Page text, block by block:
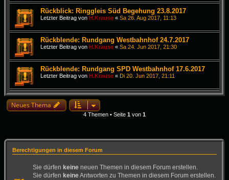
Rückblick: Ringgleis Süd Begehung 23.8.2017
Letzter Beitrag von H.Krause « Sa 26. Aug 2017, 11:13
Rückblende: Rundgang Westbahnhof 24.7.2017
Letzter Beitrag von H.Krause « Sa 24. Jun 2017, 21:30
Rückblende: Rundgang SPD Westbahnhof 17.6.2017
Letzter Beitrag von H.Krause « Di 20. Jun 2017, 21:11
Neues Thema
4 Themen • Seite 1 von 1
Berechtigungen in diesem Forum
Sie dürfen keine neuen Themen in diesem Forum erstellen.
Sie dürfen keineAntworten zu Themen in diesem Forum erstellen.